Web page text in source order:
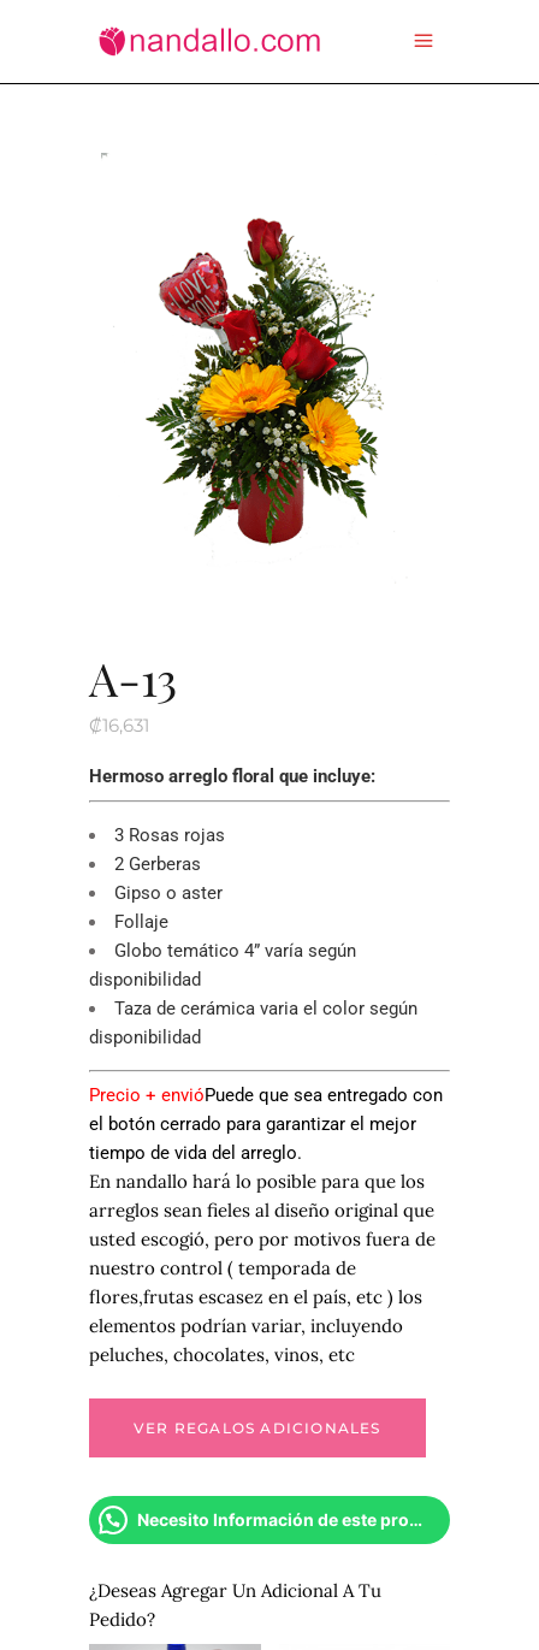
A-13
₡16,631
Hermoso arreglo floral que incluye:
3 Rosas rojas
2 Gerberas
Gipso o aster
Follaje
Globo temático 4” varía según
disponibilidad
Taza de cerámica varia el color según
disponibilidad
Precio + envióPuede que sea entregado con
el botón cerrado para garantizar el mejor
tiempo de vida del arreglo.
En nandallo hará lo posible para que los
arreglos sean fieles al diseño original que
usted escogió, pero por motivos fuera de
nuestro control ( temporada de
flores,frutas escasez en el país, etc ) los
elementos podrían variar, incluyendo
peluches, chocolates, vinos, etc
Necesito Información de este producto
¿Deseas Agregar Un Adicional A Tu
Pedido?